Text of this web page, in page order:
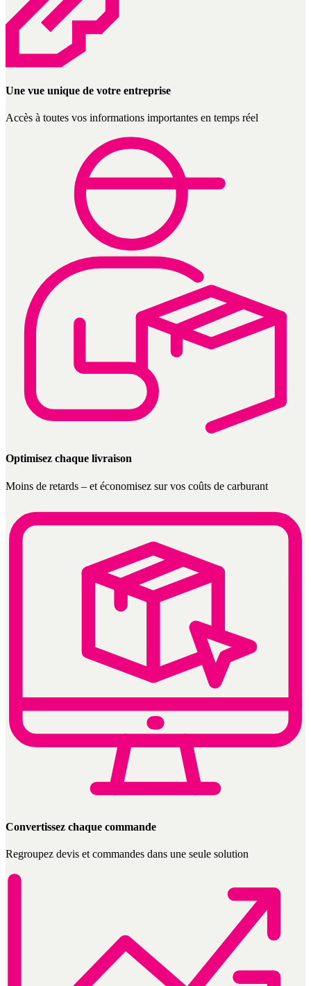
Une vue unique de votre entreprise
Accès à toutes vos informations importantes en temps réel
Optimisez chaque livraison
Moins de retards – et économisez sur vos coûts de carburant
Convertissez chaque commande
Regroupez devis et commandes dans une seule solution